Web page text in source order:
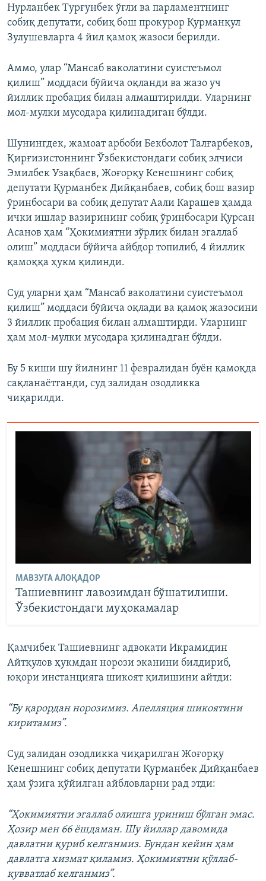
Нурланбек Турғунбек ўғли ва парламентнинг
собиқ депутати, собиқ бош прокурор Қурманқул
Зулушевларга 4 йил қамоқ жазоси берилди.
Аммо, улар “Мансаб ваколатини суистеъмол
қилиш” моддаси бўйича оқланди ва жазо уч
йиллик пробация билан алмаштирилди. Уларнинг
мол-мулки мусодара қилинадиган бўлди.
Шунингдек, жамоат арбоби Бекболот Талғарбеков,
Қирғизистоннинг Ўзбекистондаги собиқ элчиси
Эмилбек Узақбаев, Жоғорқу Кенешнинг собиқ
депутати Қурманбек Дийқанбаев, собиқ бош вазир
ўринбосари ва собиқ депутат Аали Карашев ҳамда
ички ишлар вазирининг собиқ ўринбосари Қурсан
Асанов ҳам “Ҳокимиятни зўрлик билан эгаллаб
олиш” моддаси бўйича айбдор топилиб, 4 йиллик
қамоққа ҳукм қилинди.
Суд уларни ҳам “Мансаб ваколатини суистеъмол
қилиш” моддаси бўйича оқлади ва қамоқ жазосини
3 йиллик пробация билан алмаштирди. Уларнинг
ҳам мол-мулки мусодара қилинадган бўлди.
Бу 5 киши шу йилнинг 11 февралидан буён қамоқда
сақланаётганди, суд залидан озодликка
чиқарилди.
МАВЗУГА АЛОҚАДОР
Ташиевнинг лавозимдан бўшатилиши.
Ўзбекистондаги муҳокамалар
Қамчибек Ташиевнинг адвокати Икрамидин
Айтқулов ҳукмдан норози эканини билдириб,
юқори инстанцияга шикоят қилишини айтди:
“Бу қарордан норозимиз. Апелляция шикоятини
киритамиз”.
Суд залидан озодликка чиқарилган Жоғорқу
Кенешнинг собиқ депутати Қурманбек Дийқанбаев
ҳам ўзига қўйилган айбловларни рад этди:
“Ҳокимиятни эгаллаб олишга уриниш бўлган эмас.
Ҳозир мен 66 ёшдаман. Шу йиллар давомида
давлатни қуриб келганмиз. Бундан кейин ҳам
давлатга хизмат қиламиз. Ҳокимиятни қўллаб-
қувватлаб келганмиз”.